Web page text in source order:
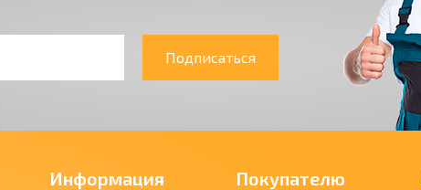
Подписаться
Информация Покупателю